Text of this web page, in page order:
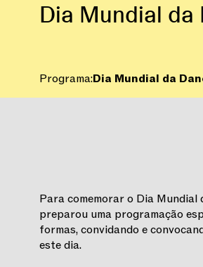
Dia Mundial da
Programa:Dia Mundial da
Para comemorar o Dia Mundial
preparou uma programação
formas, convidando e
este dia.